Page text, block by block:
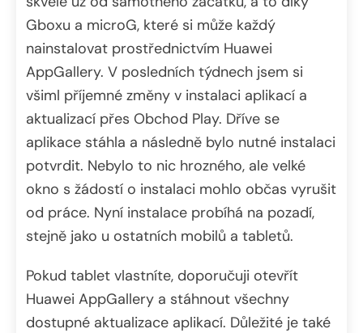
Gboxu a microG, které si může každý
nainstalovat prostřednictvím Huawei
AppGallery. V posledních týdnech jsem si
všiml příjemné změny v instalaci aplikací a
aktualizací přes Obchod Play. Dříve se
aplikace stáhla a následně bylo nutné instalaci
potvrdit. Nebylo to nic hrozného, ale velké
okno s žádostí o instalaci mohlo občas vyrušit
od práce. Nyní instalace probíhá na pozadí,
stejně jako u ostatních mobilů a tabletů.
Pokud tablet vlastníte, doporučuji otevřít
Huawei AppGallery a stáhnout všechny
dostupné aktualizace aplikací. Důležité je také